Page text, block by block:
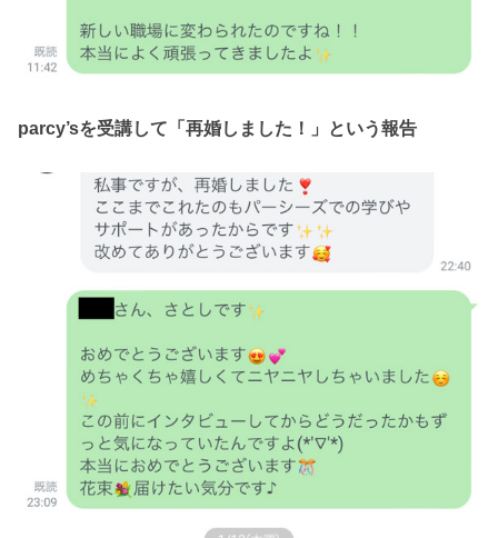
parcy’sを受講して「再婚しました！」という報告